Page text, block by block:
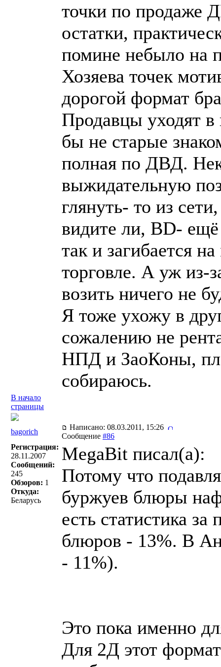
точки по продаже
остатки,
помине небыло на
Хозяева точек
дорогой формат
Продавцы уходят в
бы не старые
полная по ДВД.
выжидательную
глянуть- то из
видите ли, BD-
так и загибается
торговле. А уж из-
возить ничего не
Я тоже ухожу в
сожалению не
НПД и ЗаоКоны,
собираюсь.
В начало
страницы
bagorich
Написано: 08.03.2011, 15:26
Сообщение #86
Регистрация:
28.11.2007
Сообщений:
245
Обзоров: 1
Откуда:
Беларусь
MegaBit писал(a):
Потому что
буржуев блюры
есть статистика
блюров - 13%. В
- 11%).
Это пока именно
Для 2Д этот